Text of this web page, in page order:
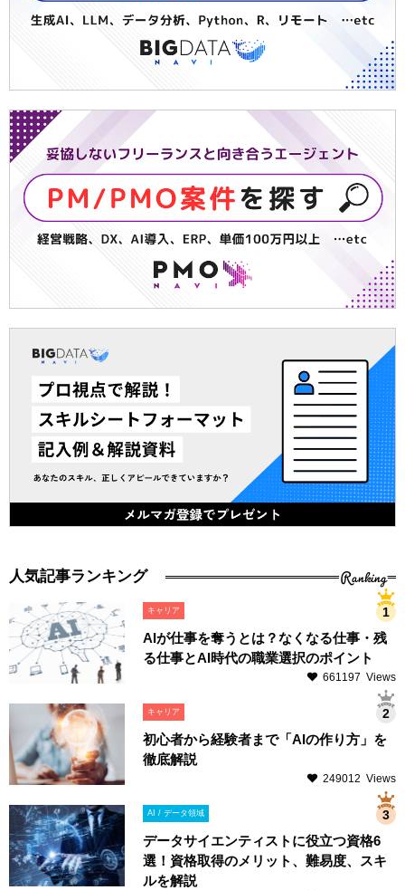
人気記事ランキング Ranking
キャリア
AIが仕事を奪うとは？なくなる仕事・残
る仕事とAI時代の職業選択のポイント
661197 Views
キャリア
初心者から経験者まで「AIの作り方」を
徹底解説
249012 Views
AI / データ領域
データサイエンティストに役立つ資格6
選！資格取得のメリット、難易度、スキ
ルを解説